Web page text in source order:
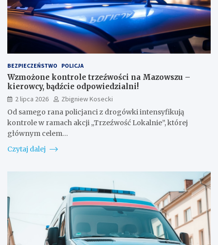
BEZPIECZEŃSTWO POLICJA
Wzmożone kontrole trzeźwości na Mazowszu –
kierowcy, bądźcie odpowiedzialni!
2 lipca 2026
Zbigniew Kosecki
Od samego rana policjanci z drogówki intensyfikują
kontrole w ramach akcji „Trzeźwość Lokalnie”, której
głównym celem…
Czytaj dalej